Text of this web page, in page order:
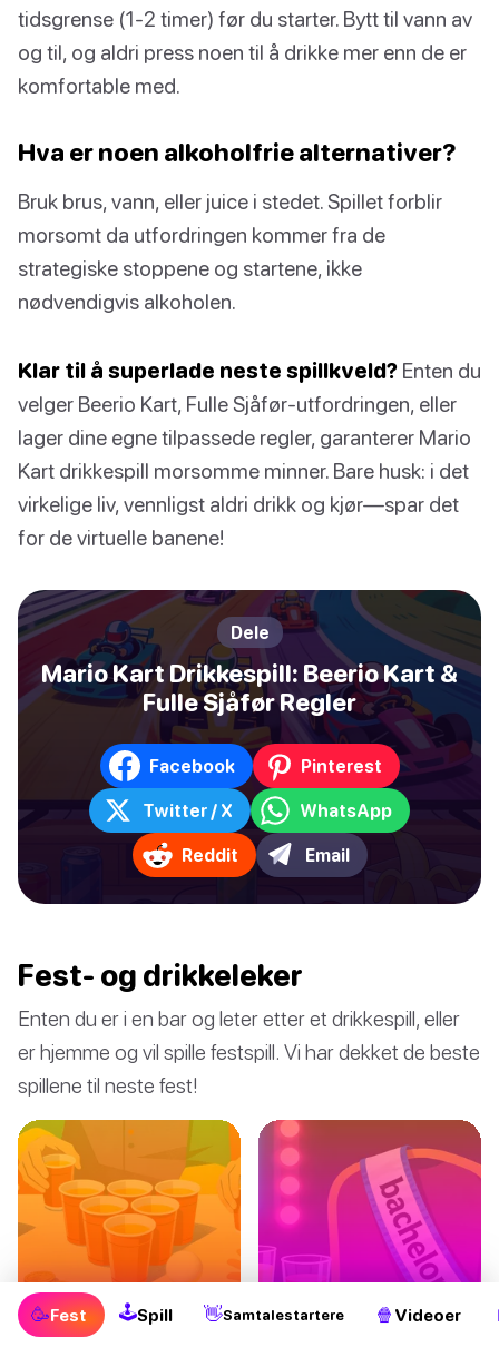
tidsgrense (1-2 timer) før du starter. Bytt til vann av
og til, og aldri press noen til å drikke mer enn de er
komfortable med.
Hva er noen alkoholfrie alternativer?
Bruk brus, vann, eller juice i stedet. Spillet forblir
morsomt da utfordringen kommer fra de
strategiske stoppene og startene, ikke
nødvendigvis alkoholen.
Klar til å superlade neste spillkveld? Enten du
velger Beerio Kart, Fulle Sjåfør-utfordringen, eller
lager dine egne tilpassede regler, garanterer Mario
Kart drikkespill morsomme minner. Bare husk: i det
virkelige liv, vennligst aldri drikk og kjør—spar det
for de virtuelle banene!
Dele
Mario Kart Drikkespill: Beerio Kart &
Fulle Sjåfør Regler
Facebook Pinterest
Twitter / X WhatsApp
Reddit Email
🥳Fest 🕹Spill 👋Samtalestartere 🍿 Videoer
Fest- og drikkeleker
Enten du er i en bar og leter etter et drikkespill, eller
er hjemme og vil spille festspill. Vi har dekket de beste
spillene til neste fest!
Drikkeleker uten
Utdrikningslag-